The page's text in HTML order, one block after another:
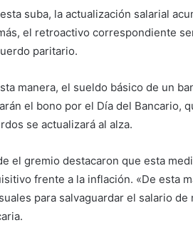
suba, la actualización salarial
el retroactivo correspondiente
paritario.
manera, el sueldo básico de un
el bono por el Día del Bancario,
se actualizará al alza.
el gremio destacaron que esta
frente a la inflación. «De esta
para salvaguardar el salario